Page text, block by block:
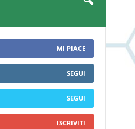
MI PIACE
SEGUI
SEGUI
ISCRIVITI